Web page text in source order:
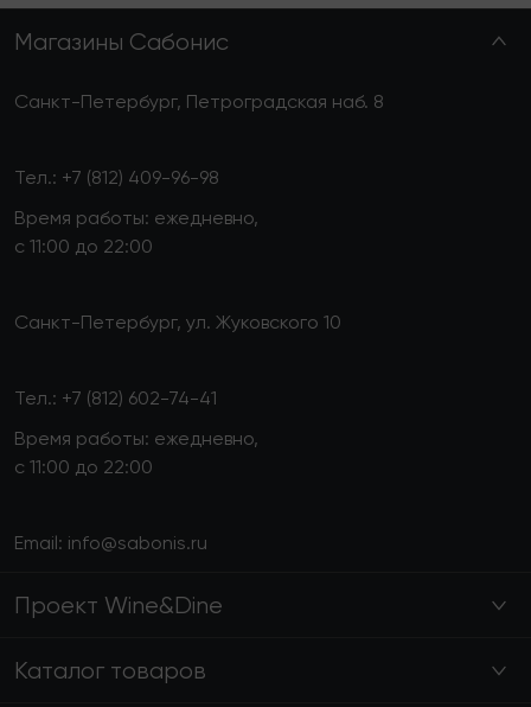
Магазины Сабонис
Санкт-Петербург, Петроградская наб. 8
Тел.: +7 (812) 409-96-98
Время работы: ежедневно,
с 11:00 до 22:00
Санкт-Петербург, ул. Жуковского 10
Тел.: +7 (812) 602-74-41
Время работы: ежедневно,
с 11:00 до 22:00
Email: info@sabonis.ru
Проект Wine&Dine
Каталог товаров